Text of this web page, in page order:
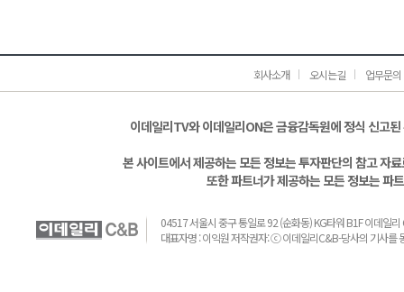
회사소개 오시는길 업무문의
이데일리TV와 이데일리ON은 금융감독원에 정식 신고
본 사이트에서 제공하는 모든 정보는 투자판단의 참고 자
또한 파트너가 제공하는 모든 정보는 파
04517 서울시 중구 통일로 92 (순화동) KG타워 B1F 이데일
대표자명 : 이익원 저작권자: ⓒ 이데일리C&B-당사의 기사를